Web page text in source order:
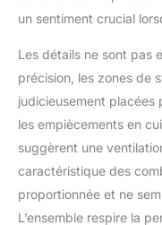
un sentiment crucial
Les détails ne sont pas
précision, les zones de
judicieusement placées
les empiècements en
suggèrent une
caractéristique des
proportionnée et ne
L’ensemble respire la